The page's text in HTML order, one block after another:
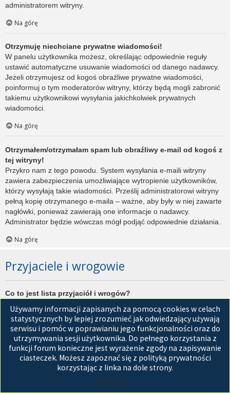
administratorem witryny.
Na górę
Otrzymuję niechciane prywatne wiadomości!
W panelu użytkownika możesz, określając odpowiednie reguły
ustawić automatyczne usuwanie wiadomości od danego nadawcy.
Jeżeli otrzymujesz od kogoś obraźliwe prywatne wiadomości,
poinformuj o tym moderatorów witryny, którzy będą mogli zabronić
takiemu użytkownikowi wysyłania jakichkolwiek prywatnych
wiadomości.
Na górę
Otrzymałem/otrzymałam spam lub obraźliwy e-mail od kogoś z
tej witryny!
Przykro nam z tego powodu. System wysyłania e-maili witryny
zawiera zabezpieczenia umożliwiające wytropienie użytkowników,
którzy wysyłają takie wiadomości. Prześlij administratorowi witryny
pełną kopię otrzymanego e-maila – ważne, aby były w niej zawarte
nagłówki, ponieważ zawierają one informacje o nadawcy.
Administrator będzie wówczas mógł podjąć odpowiednie działania.
Na górę
Przyjaciele i wrogowie
Co to jest lista przyjaciół i wrogów?
użytkowników witryny. Użytkownicy dodani do listy przyjaciół będą
wyświetleni na karciePrzyjacieleznajdującej się w panelu
zarządzania kontem. Z tego poziomu można szybko sprawdzić ich
status, a także wysłać prywatną wiadomość. Zależnie od
używanego stylu witryny, posty tych użytkowników mogą być
wyróżniane. Jeśli użytkownik zostanie dodany do listy wrogów,
Używamy informacji zapisanych za pomocą cookies w celach
statystycznych by lepiej zrozumieć jak odwiedzający używają
serwisu i pomóc w poprawianiu jego funkcjonalności oraz do
utrzymywania sesji użytkownika. Do pełnego korzystania z
funkcji forum konieczne jest wyrażenie zgody na zapisywanie
ciasteczek. Możesz zapoznać się z polityką prywatności
korzystając z linka na dole strony.
Akceptuję